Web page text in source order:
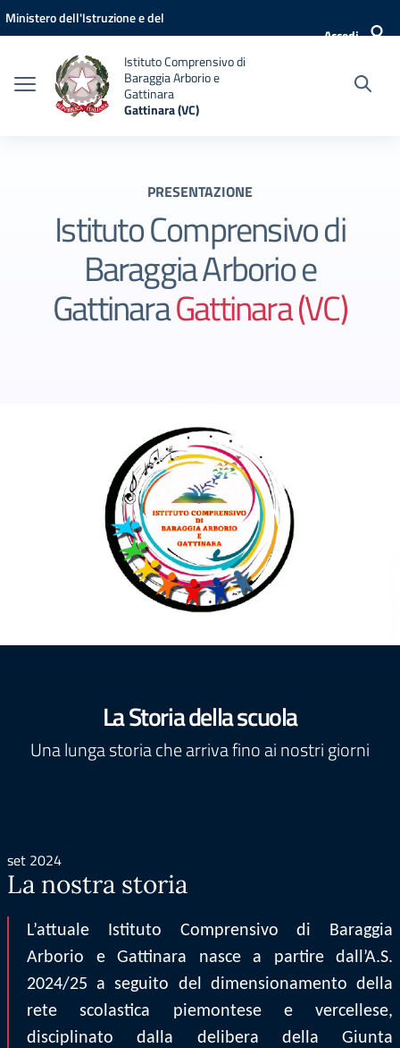
Vai ai contenuti
Vai al menu di navigazione
Vai al footer
Ministero dell'Istruzione e del
Accedi
Istituto Comprensivo di
Baraggia Arborio e
Gattinara
Gattinara (VC)
PRESENTAZIONE
Istituto Comprensivo di
Baraggia Arborio e
GattinaraGattinara (VC)
La Storia della scuola
Una lunga storia che arriva fino ai nostri giorni
set 2024
La nostra storia
L’attuale Istituto Comprensivo di Baraggia
Arborio e Gattinara nasce a partire dall’A.S.
2024/25 a seguito del dimensionamento della
rete scolastica piemontese e vercellese,
disciplinato dalla delibera della Giunta